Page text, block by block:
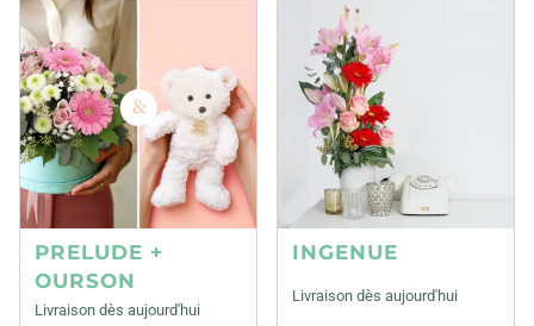
PRELUDE +
OURSON
Livraison dès aujourd'hui
INGENUE
Livraison dès aujourd'hui